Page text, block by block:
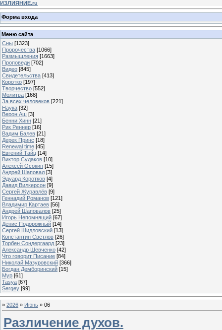
ИЗЛИЯНИЕ.ru
Форма входа
Меню сайта
Сны [1323]
Пророчества [1066]
Размышления [1663]
Проповеди [702]
Видео [845]
Свидетельства [413]
Коротко [197]
Творчество [552]
Молитва [168]
За всех человеков [221]
Наука [32]
Верон Аш [3]
Бенни Хинн [21]
Рик Реннер [16]
Вадим Балев [21]
Дерек Принс [18]
Renewal time [45]
Евгений Тайц [14]
Виктор Судаков [10]
Алексей Осокин [15]
Андрей Шаповал [3]
Эдуард Коротков [4]
Давид Вилкерсон [9]
Сергей Журавлёв [9]
Геннадий Романов [121]
Владимир Картаев [56]
Андрей Шаповалов [25]
Игорь Непомнящий [67]
Денис Подорожный [14]
Сергей Шидловский [13]
Константин Светлов [26]
Торбен Сондергаард [23]
Александр Шевченко [42]
Что говорит Писание [84]
Николай Мазуровский [366]
Богдан Демборинский [15]
Мур [61]
Tasya [67]
Sergey [99]
» 2026 » Июнь » 06
Различение духов.